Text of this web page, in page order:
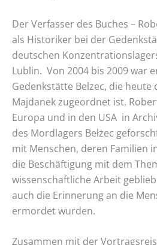
Der Verfasser des Buches –
als Historiker bei der
deutschen
Lublin. Von 2004 bis 2009 war
Gedenkstätte Belzec, die heute
Majdanek zugeordnet ist.
Europa und in den USA in
des Mordlagers Bełżec
mit Menschen, deren Familien
die Beschäftigung mit dem
wissenschaftliche Arbeit
auch die Erinnerung an die
ermordet wurden.
Zusammen mit der